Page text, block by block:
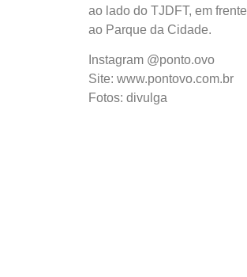
ao lado do TJDFT, em frente
ao Parque da Cidade.
Instagram @ponto.ovo
Site: www.pontovo.com.br
Fotos: divulga